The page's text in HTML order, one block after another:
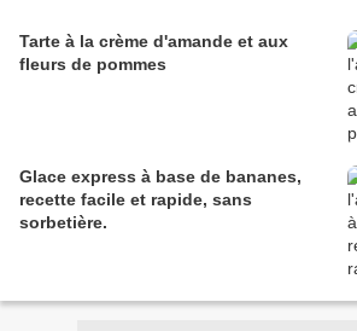
Tarte à la crème d'amande et aux
fleurs de pommes
Glace express à base de bananes,
recette facile et rapide, sans
sorbetière.